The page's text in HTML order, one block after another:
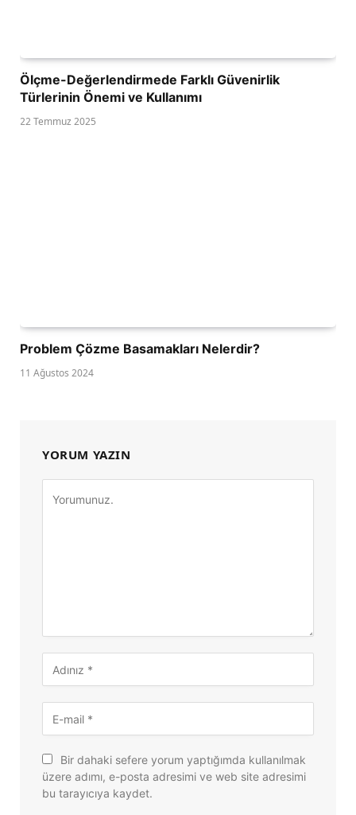
Ölçme-Değerlendirmede Farklı Güvenirlik
Türlerinin Önemi ve Kullanımı
22 Temmuz 2025
Problem Çözme Basamakları Nelerdir?
11 Ağustos 2024
YORUM YAZIN
Bir dahaki sefere yorum yaptığımda kullanılmak
üzere adımı, e-posta adresimi ve web site adresimi
bu tarayıcıya kaydet.